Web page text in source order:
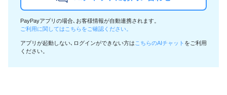
PayPayアプリの場合､お客様情報が自動連携されます。
ご利用に関してはこちらをご確認ください。
アプリが起動しない､ログインができない方は こちらのAIチャット をご利用
ください。